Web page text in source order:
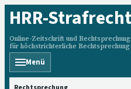
HRR-Strafrecht
Online-Zeitschrift und
für höchstrichterliche
Menü
HRRS durchsuchen